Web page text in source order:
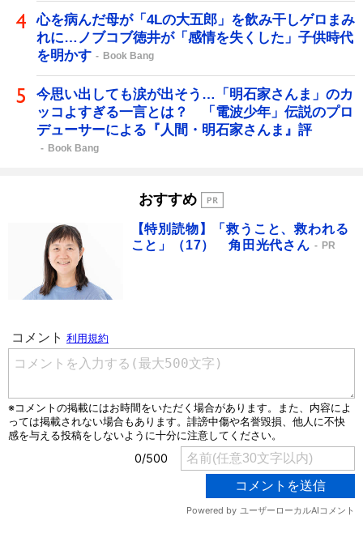
心を病んだ母が「4Lの大五郎」を飲み干しゲロまみ
れに…ノブコブ徳井が「感情を失くした」子供時代
を明かす
Book Bang
今思い出しても涙が出そう…「明石家さんま」のカ
ッコよすぎる一言とは？ 「電波少年」伝説のプロ
デューサーによる『人間・明石家さんま』評
Book Bang
おすすめ
【特別読物】「救うこと、救われる
こと」（17） 角田光代さん
PR